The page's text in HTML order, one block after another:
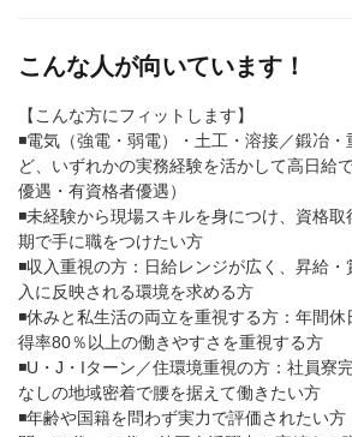
こんな人が向いています！
【こんな方にフィットします】
◾️電気（強電・弱電）・土工・溶接／鍛冶
ど、いずれかの実務経験を活かして高日給
優遇・有資格者優遇）
◾️未経験から現場スキルを身につけ、資格
期で手に職をつけたい方
◾️収入重視の方：日給レンジが広く、昇給
入に反映される環境を求める方
◾️休みと私生活の両立を重視する方：年間
得率80％以上の働きやすさを重視する方
◾️U・J・Iターン／住環境重視の方：社員寮
なしの地域密着で腰を据えて働きたい方
◾️年齢や国籍を問わず実力で評価されたい